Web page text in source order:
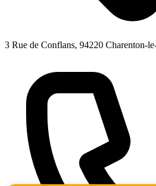
3 Rue de Conflans, 94220 Charenton-